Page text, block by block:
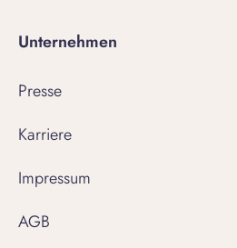
Unternehmen
Presse
Karriere
Impressum
AGB